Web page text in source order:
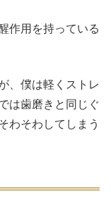
作用を持っている
、僕は軽くストレ
は歯磨きと同じぐ
わそわしてしまう